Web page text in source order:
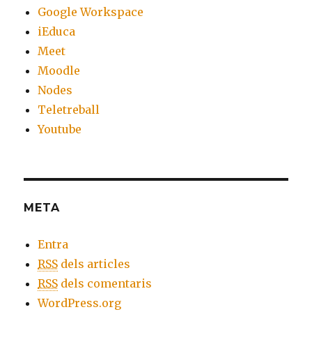
Google Workspace
iEduca
Meet
Moodle
Nodes
Teletreball
Youtube
META
Entra
RSS dels articles
RSS dels comentaris
WordPress.org